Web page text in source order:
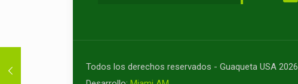
Todos los derechos reservados - Guaqueta USA 2026